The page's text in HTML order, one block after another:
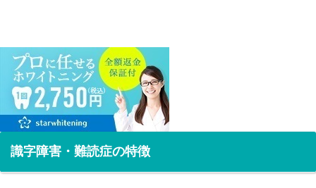
識字障害・難読症の特徴